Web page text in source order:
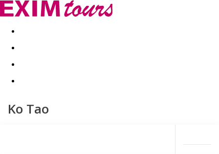
Akční nabídky Last minute
Ko Tao